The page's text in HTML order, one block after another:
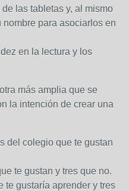
las tabletas y, al mismo
nombre para asociarlos en
en la lectura y los
más amplia que se
la intención de crear una
del colegio que te gustan
te gustan y tres que no.
te gustaría aprender y tres